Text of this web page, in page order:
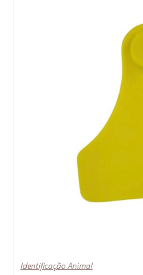
Identificação Animal